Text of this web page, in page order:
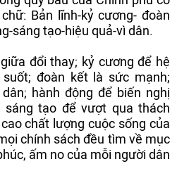
Bản lĩnh-kỷ cương- đoàn
sáng tạo-hiệu quả-vì dân.
đổi thay; kỷ cương để hệ
đoàn kết là sức mạnh;
hành động để biến nghị
tạo để vượt qua thách
chất lượng cuộc sống của
chính sách đều tìm về mục
ấm no của mỗi người dân